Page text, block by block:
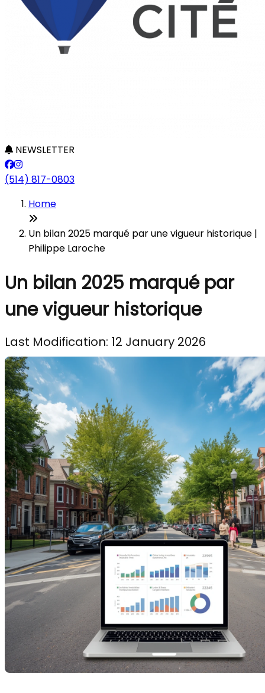
NEWSLETTER
(514) 817-0803
Home
Un bilan 2025 marqué par une vigueur historique |
Philippe Laroche
Un bilan 2025 marqué par
une vigueur historique
Last Modification: 12 January 2026